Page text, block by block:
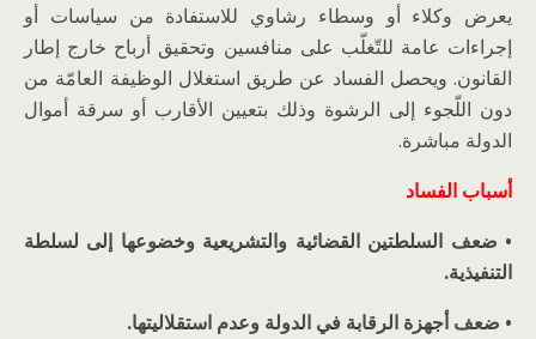
يعرض وكلاء أو وسطاء رشاوي للاستفادة من سياسات أو
إجراءات عامة للتّغلّب على منافسين وتحقيق أرباح خارج إطار
القانون. ويحصل الفساد عن طريق استغلال الوظيفة العامّة من
دون اللّجوء إلى الرشوة وذلك بتعيين الأقارب أو سرقة أموال
الدولة مباشرة.
أسباب الفساد
• ضعف السلطتين القضائية والتشريعية وخضوعها إلى لسلطة
التنفيذية.
• ضعف أجهزة الرقابة في الدولة وعدم استقلاليتها.